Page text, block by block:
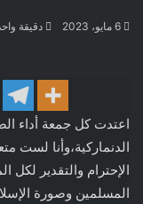
6 مايو، 2023 دقيقة
اعتدت كل جمعة أداء
الدنماركية،وأنا لست
الإحترام والتقدير
المسلمين وصورة